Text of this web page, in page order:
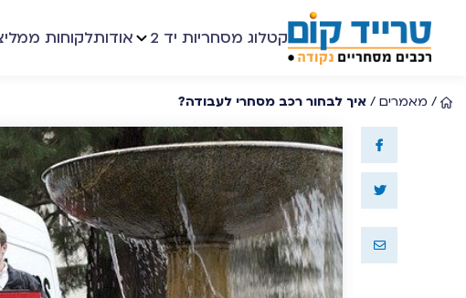
קטלוג מסחריות יד 2 אודותלקוחות
/ מאמרים / איך לבחור רכב מסחרי לעבודה?